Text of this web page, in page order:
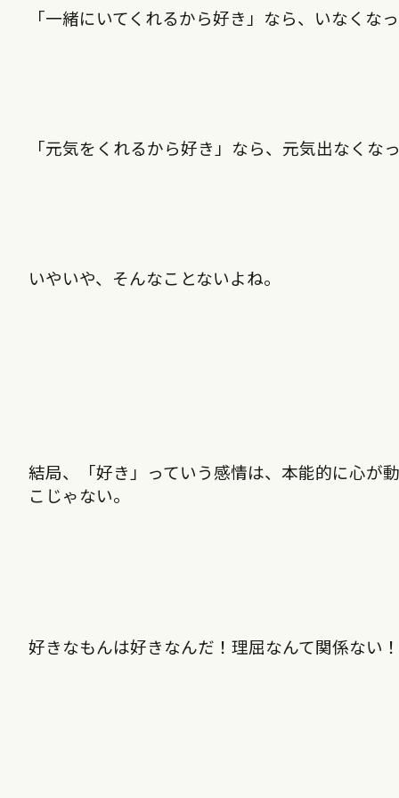
「一緒にいてくれるから好き」なら、いなくな
「元気をくれるから好き」なら、元気出なくな
いやいや、そんなことないよね。
結局、「好き」っていう感情は、本能的に心が
こじゃない。
好きなもんは好きなんだ！理屈なんて関係ない！